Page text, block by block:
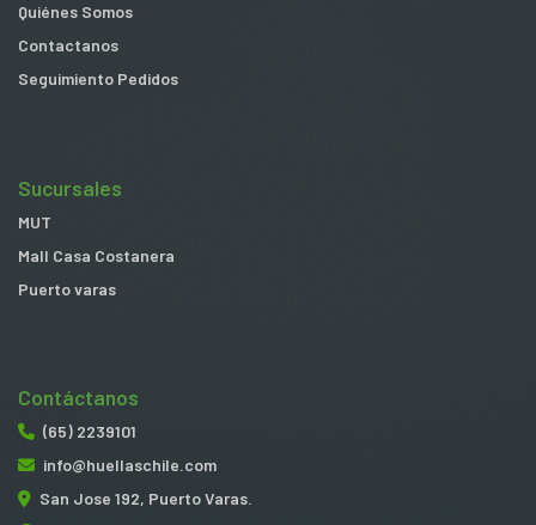
Quiénes Somos
Contactanos
Seguimiento Pedidos
Sucursales
MUT
Mall Casa Costanera
Puerto varas
Contáctanos
(65) 2239101
info@huellaschile.com
San Jose 192, Puerto Varas.